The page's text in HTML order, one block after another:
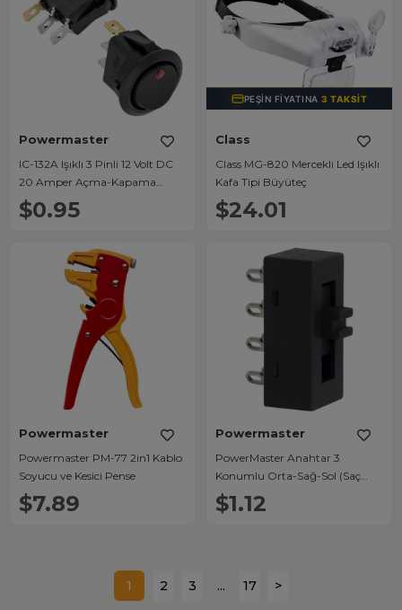
Powermaster
IC-132A Işıklı 3 Pinli 12 Volt DC
20 Amper Açma-Kapama
Anahtarı
$0.95
PEŞIN FIYATINA3 TAKSIT
Class
Class MG-820 Mercekli Led Işıklı
Kafa Tipi Büyüteç
$24.01
Powermaster
Powermaster PM-77 2in1 Kablo
Soyucu ve Kesici Pense
$7.89
Powermaster
PowerMaster Anahtar 3
Konumlu Orta-Sağ-Sol (Saç
Kurutma Anahtarı) IC-211
$1.12
1 2 3 ... 17 >